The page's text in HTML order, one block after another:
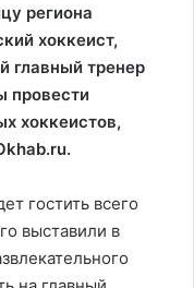
региона
хоккеист,
главный тренер
провести
хоккеистов,
гостить всего
выставили в